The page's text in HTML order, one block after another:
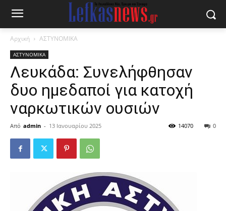
Αρχική ΑΣΤΥΝΟΜΙΚΑ
ΑΣΤΥΝΟΜΙΚΑ
Λευκάδα: Συνελήφθησαν
δυο ημεδαποί για κατοχή
ναρκωτικών ουσιών
Από admin - 13 Ιανουαρίου 2025 0
14070